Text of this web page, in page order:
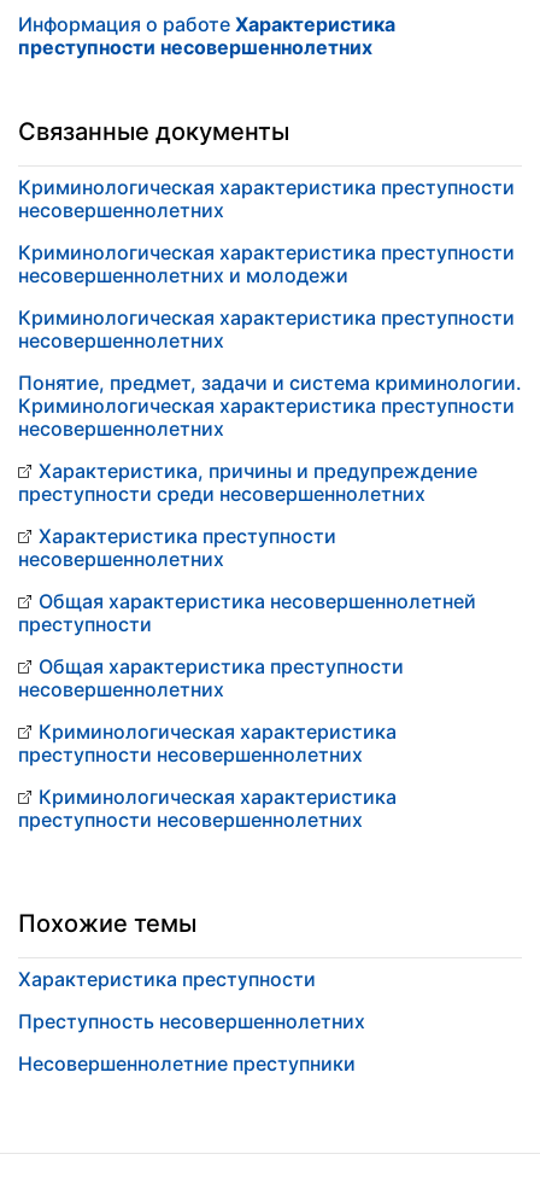
Информация о работе Характеристика
преступности несовершеннолетних
Связанные документы
Криминологическая характеристика преступности
несовершеннолетних
Криминологическая характеристика преступности
несовершеннолетних и молодежи
Криминологическая характеристика преступности
несовершеннолетних
Понятие, предмет, задачи и система криминологии.
Криминологическая характеристика преступности
несовершеннолетних
Характеристика, причины и предупреждение
преступности среди несовершеннолетних
Характеристика преступности
несовершеннолетних
Общая характеристика несовершеннолетней
преступности
Общая характеристика преступности
несовершеннолетних
Криминологическая характеристика
преступности несовершеннолетних
Криминологическая характеристика
преступности несовершеннолетних
Похожие темы
Характеристика преступности
Преступность несовершеннолетних
Несовершеннолетние преступники